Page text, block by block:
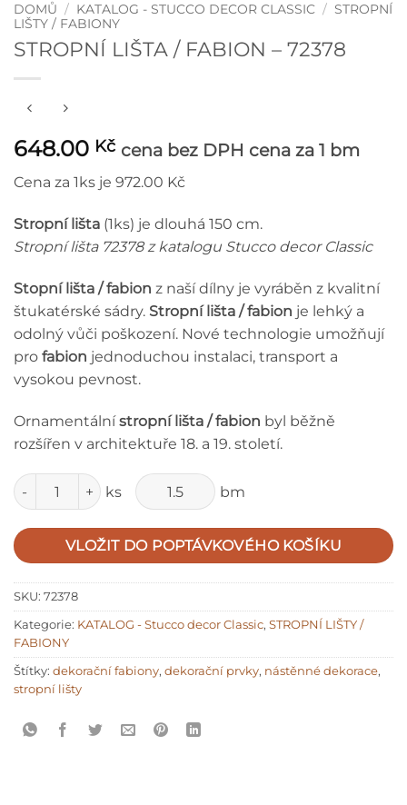
DOMŮ / KATALOG - STUCCO DECOR CLASSIC / STROPNÍ
LIŠTY / FABIONY
STROPNÍ LIŠTA / FABION – 72378
648.00 Kč cena bez DPH cena za 1 bm
Cena za 1ks je 972.00 Kč
Stropní lišta (1ks) je dlouhá 150 cm.
Stropní lišta 72378 z katalogu Stucco decor Classic
Stopní lišta / fabion z naší dílny je vyráběn z kvalitní
štukatérské sádry. Stropní lišta / fabion je lehký a
odolný vůči poškození. Nové technologie umožňují
pro fabion jednoduchou instalaci, transport a
vysokou pevnost.
Ornamentálnístropní lišta / fabion byl běžně
rozšířen v architektuře 18. a 19. století.
bm
Množství
ks
VLOŽIT DO POPTÁVKOVÉHO KOŠÍKU
SKU: 72378
Kategorie: KATALOG - Stucco decor Classic, STROPNÍ LIŠTY /
FABIONY
Štítky: dekorační fabiony, dekorační prvky, nástěnné dekorace,
stropní lišty